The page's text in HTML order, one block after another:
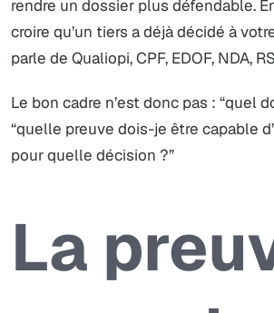
rendre un dossier plus défendable.
croire qu’un tiers a déjà décidé à
parle de Qualiopi, CPF, EDOF, NDA,
Le bon cadre n’est donc pas : “quel
“quelle preuve dois-je être capable
pour quelle décision ?”
La